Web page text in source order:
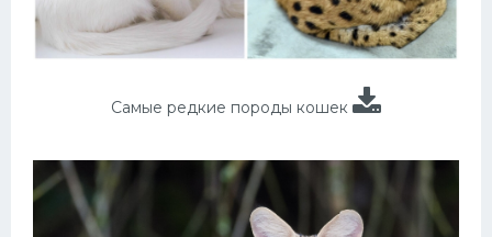
Самые редкие породы кошек